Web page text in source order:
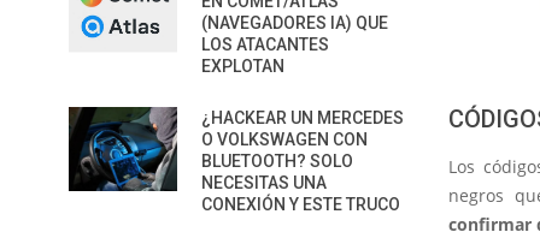
Los
negros
confirmar
(NAVEGADORES IA) QUE
LOS ATACANTES
EXPLOTAN
¿HACKEAR UN MERCEDES
O VOLKSWAGEN CON
BLUETOOTH? SOLO
NECESITAS UNA
CONEXIÓN Y ESTE TRUCO